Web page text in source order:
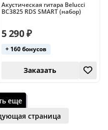
Акустическая гитара Belucci
BC3825 RDS SMART (набор)
5 290 ₽
+ 160 бонусов
еще
страница